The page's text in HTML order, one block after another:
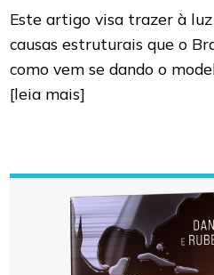
Este artigo visa trazer à luz
causas estruturais que o
como vem se dando o
[leia mais]